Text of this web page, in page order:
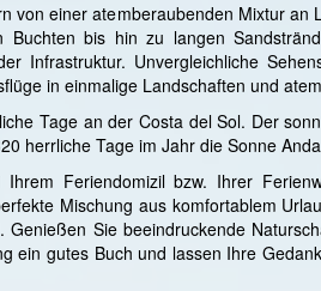
von einer atemberaubenden Mixtur an
Buchten bis hin zu langen
Infrastruktur. Unvergleichliche
in einmalige Landschaften und
Tage an der Costa del Sol. Der
herrliche Tage im Jahr die Sonne
Feriendomizil bzw. Ihrer
Mischung aus komfortablem
Sie beeindruckende
ein gutes Buch und lassen Ihre